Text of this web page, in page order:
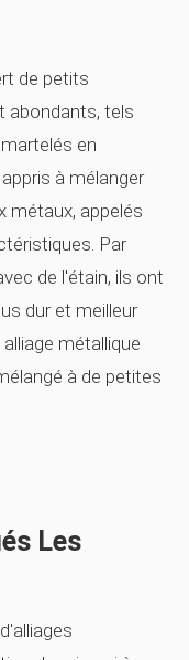
de petits
abondants, tels
en
à mélanger
métaux, appelés
Par
de l'étain, ils ont
dur et meilleur
métallique
à de petites
Les